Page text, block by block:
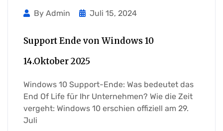
By Admin Juli 15, 2024
Support Ende von Windows 10
14.Oktober 2025
Windows 10 Support-Ende: Was bedeutet das
End Of Life für Ihr Unternehmen? Wie die Zeit
vergeht: Windows 10 erschien offiziell am 29.
Juli